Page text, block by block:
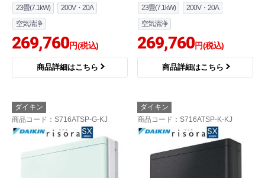
23畳(7.1kW)
200V・20A
空気清浄
269,760円(税込)
商品詳細はこちら
23畳(7.1kW)
200V・20A
空気清浄
269,760円(税込)
商品詳細はこちら
ダイキン
商品コード ：S716ATSP-G-KJ
ダイキン
商品コード ：S716ATSP-K-KJ